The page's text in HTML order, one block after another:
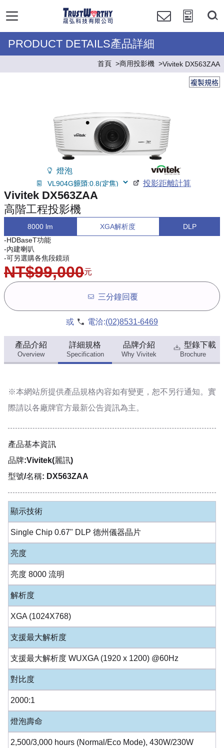
PRODUCT DETAILS產品詳細
首頁 商用投影機 Vivitek DX563ZAA
複製規格
燈泡
投影距離計算
Vivitek DX563ZAA
高階工程投影機
8000 lm XGA解析度
DLP
-HDBaseT功能
-內建喇叭
-可另選購各焦段鏡頭
NT$99,000元
三分鐘回覆
或 電洽:(02)8531-6469
產品介紹
Overview
詳細規格
Specification
品牌介紹
Why Vivitek
型錄下載
Brochure
※本網站所提供產品規格內容如有變更，恕不另行通知。實
際請以各廠牌官方最新公告資訊為主。
產品基本資訊
品牌:Vivitek(麗訊)
型號/名稱: DX563ZAA
顯示技術
Single Chip 0.67" DLP 德州儀器晶片
亮度
亮度 8000 流明
解析度
XGA (1024X768)
支援最大解析度
支援最大解析度 WUXGA (1920 x 1200) @60Hz
對比度
2000:1
燈泡壽命
2,500/3,000 hours (Normal/Eco Mode), 430W/230W